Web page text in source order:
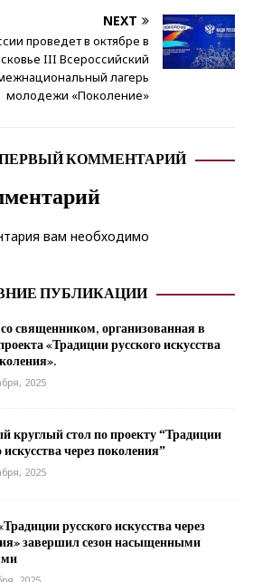
NEXT
проведет в октябре в
III Всероссийский
лагерь
молодежи «Поколение»
КОММЕНТАРИЙ
вам необходимо
ПУБЛИКАЦИИ
священником, организованная в
«Традиции русского искусства
2025
круглый стол по проекту “Традиции
искусства через поколения”
2025
русского искусства через
завершил сезон насыщенными